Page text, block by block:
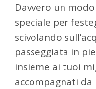
Davvero un
speciale per
scivolando
passeggiata in
insieme ai tuoi
accompagnati